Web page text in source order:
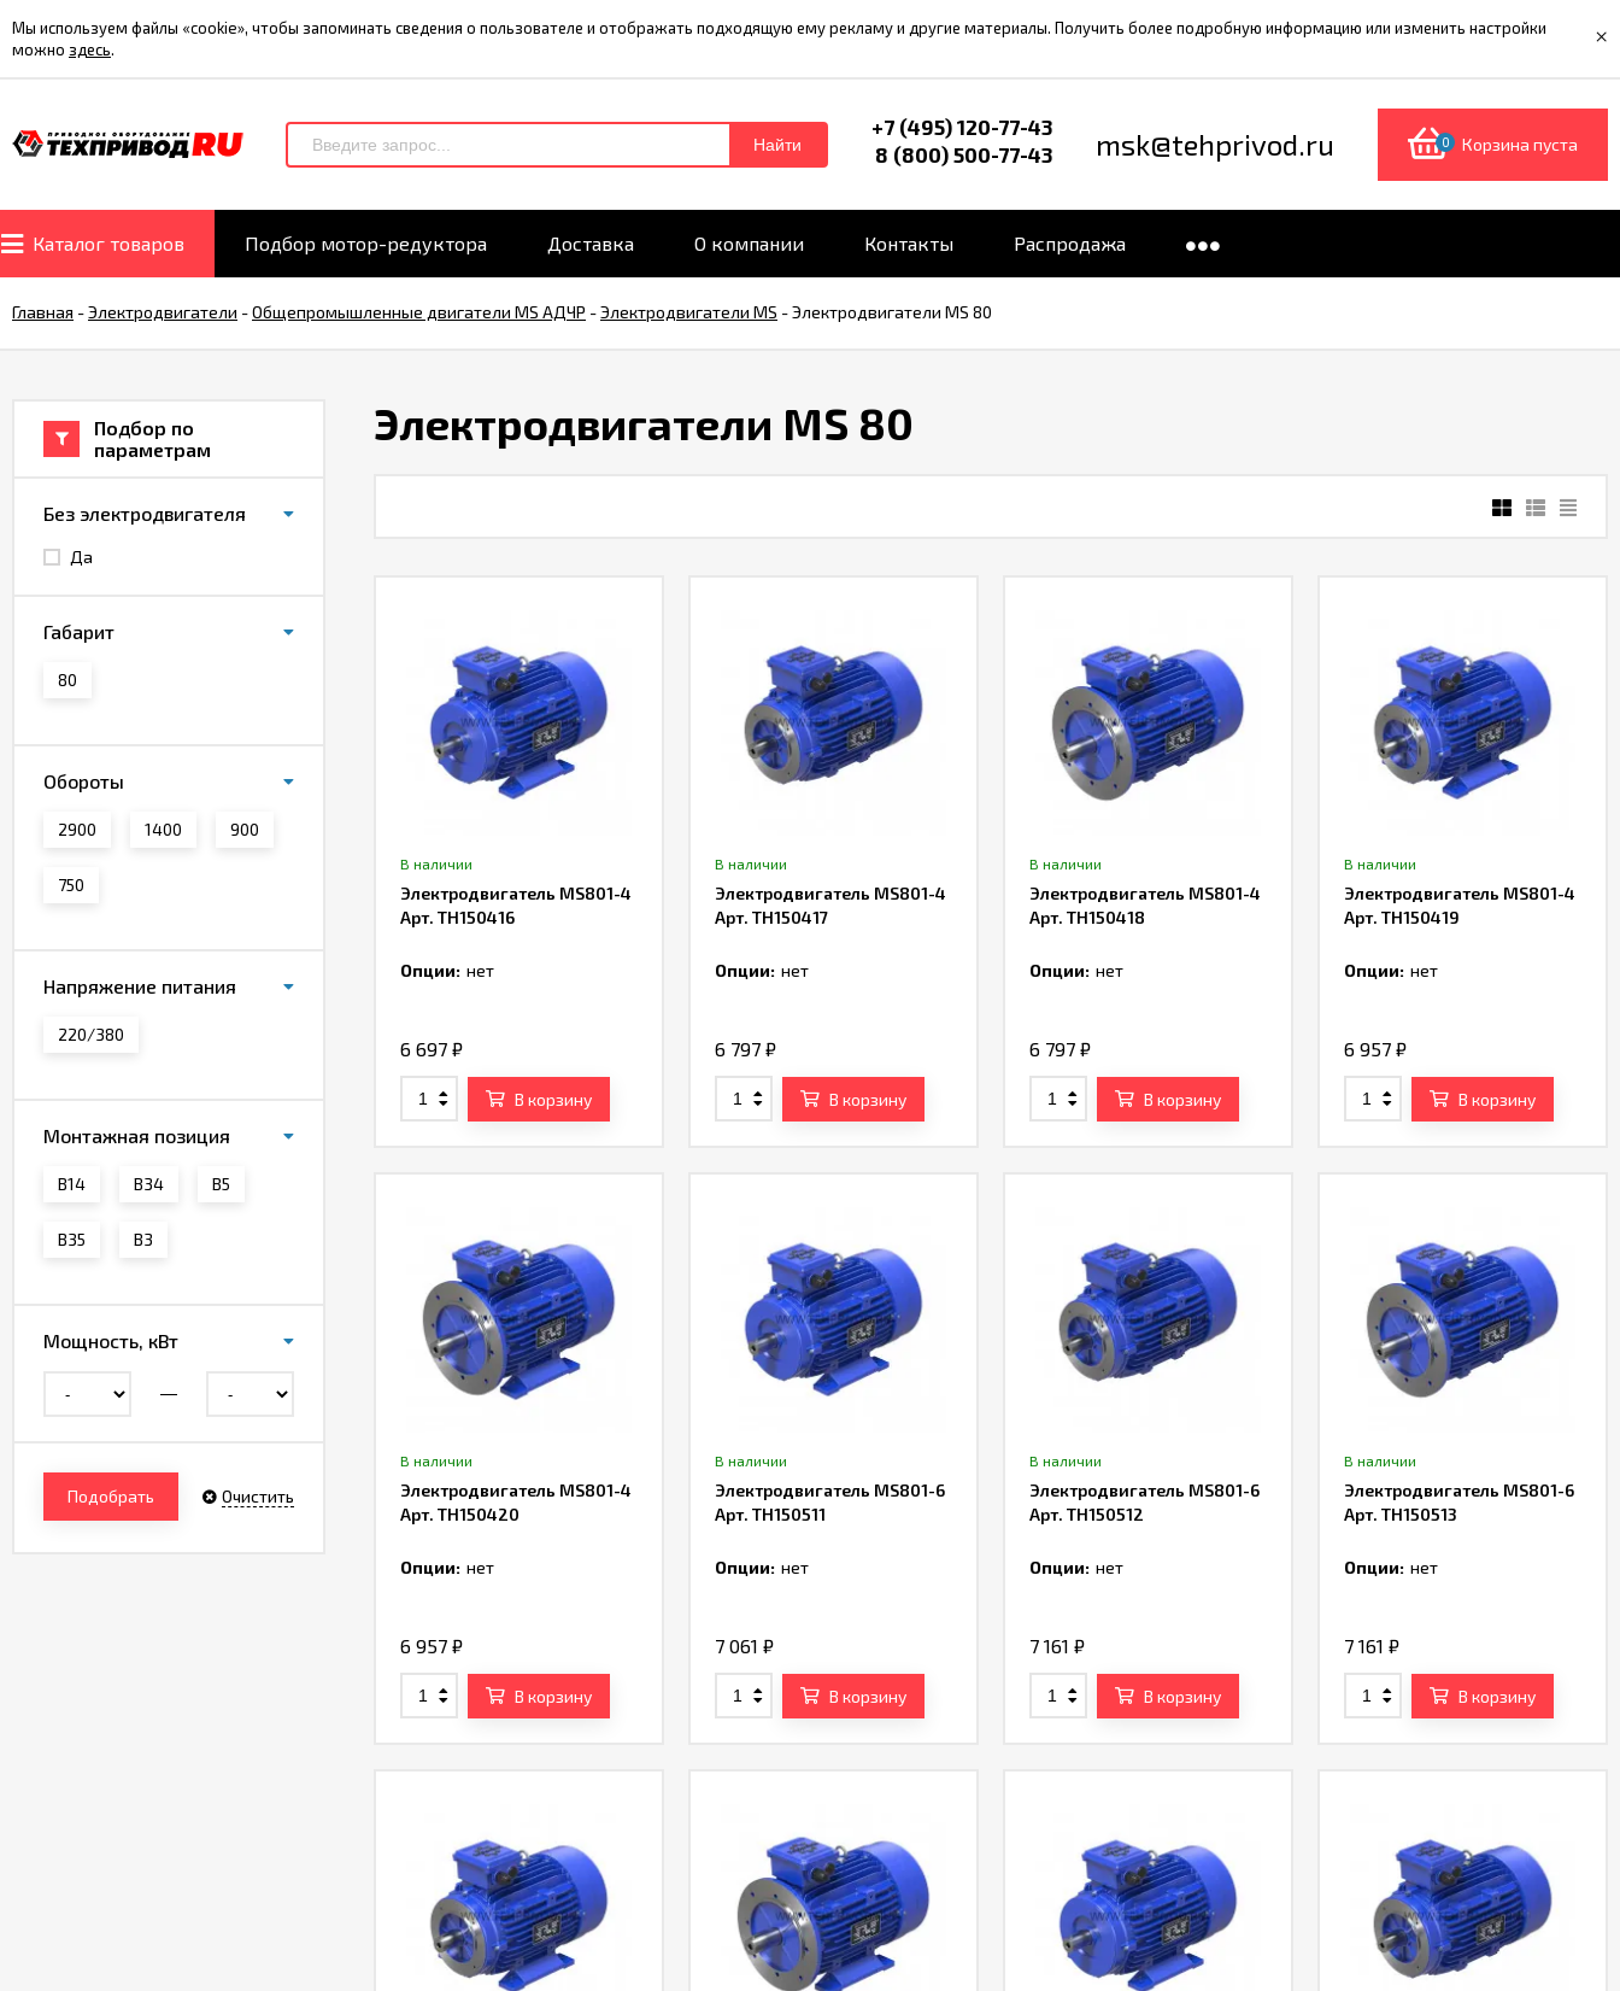
Мы используем файлы «cookie», чтобы запоминать сведения о пользователе и отображать подходящую ему рекламу и другие материалы. Получить более подробную информацию или изменить настройки
можно здесь. ×
Найти
+7 (495) 120-77-43
8 (800) 500-77-43
msk@tehprivod.ru 0 Корзина пуста
Каталог товаров Подбор мотор-редуктора Доставка О компании Контакты Распродажа
Главная -Электродвигатели -Общепромышленные двигатели MS АДЧР -Электродвигатели MS -Электродвигатели MS 80
Электродвигатели MS 80
В наличии
Электродвигатель MS801-4
Арт. TH150416
Опции: нет
6 697 ₽
В корзину
В наличии
Электродвигатель MS801-4
Арт. TH150417
Опции: нет
6 797 ₽
В корзину
В наличии
Электродвигатель MS801-4
Арт. TH150418
Опции: нет
6 797 ₽
В корзину
В наличии
Электродвигатель MS801-4
Арт. TH150419
Опции: нет
6 957 ₽
В корзину
В наличии
Электродвигатель MS801-4
Арт. TH150420
Опции: нет
6 957 ₽
В корзину
В наличии
Электродвигатель MS801-6
Арт. TH150511
Опции: нет
7 061 ₽
В корзину
В наличии
Электродвигатель MS801-6
Арт. TH150512
Опции: нет
7 161 ₽
В корзину
В наличии
Электродвигатель MS801-6
Арт. TH150513
Опции: нет
7 161 ₽
В корзину
Подбор по
параметрам
Без электродвигателя
Да
Габарит
80
Обороты
2900 1400 900
750
Напряжение питания
220/380
Монтажная позиция
B14 B34 B5
B35 В3
Мощность, кВт
Подобрать Очистить